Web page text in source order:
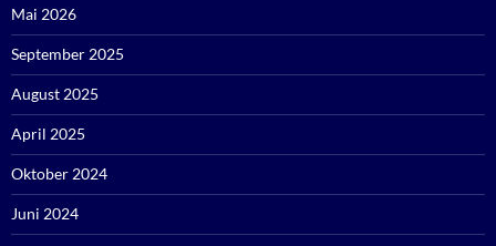
Mai 2026
September 2025
August 2025
April 2025
Oktober 2024
Juni 2024